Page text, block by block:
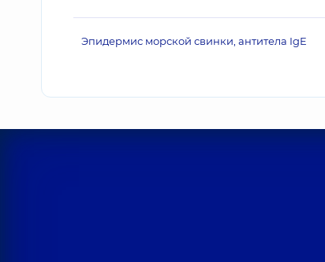
Эпидермис морской свинки, антитела IgE